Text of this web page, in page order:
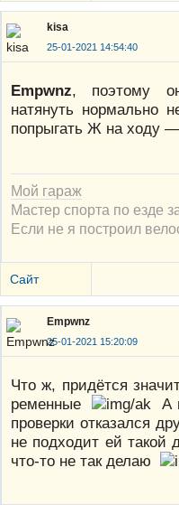
kisa
25-01-2021 14:54:40
Empwnz, поэтому
натянуть нормально
попрыгать Ж на ходу —
Мой гараж
Мастер спорта по езде
Если не я построил
Сайт
Empwnz
25-01-2021 15:20:09
Что ж, придётся
ременные
А
проверки отказался
не подходит ей такой
что-то не так делаю